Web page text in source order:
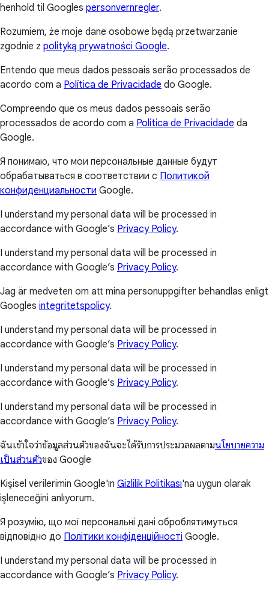
henhold til Googles personvernregler.
Rozumiem, że moje dane osobowe będą przetwarzanie
zgodnie z polityką prywatności Google.
Entendo que meus dados pessoais serão processados de
acordo com a Política de Privacidade do Google.
Compreendo que os meus dados pessoais serão
processados de acordo com a Política de Privacidade da
Google.
Я понимаю, что мои персональные данные будут
обрабатываться в соответствии с Политикой
конфиденциальности Google.
I understand my personal data will be processed in
accordance with Google’s Privacy Policy.
I understand my personal data will be processed in
accordance with Google’s Privacy Policy.
Jag är medveten om att mina personuppgifter behandlas enligt
Googles integritetspolicy.
I understand my personal data will be processed in
accordance with Google’s Privacy Policy.
I understand my personal data will be processed in
accordance with Google’s Privacy Policy.
I understand my personal data will be processed in
accordance with Google’s Privacy Policy.
ฉันเข้าใจว่าข้อมูลส่วนตัวของฉันจะได้รับการประมวลผลตามนโยบายความ
เป็นส่วนตัวของ Google
Kişisel verilerimin Google'ın Gizlilik Politikası'na uygun olarak
işleneceğini anlıyorum.
Я розумію, що мої персональні дані оброблятимуться
відповідно до Політики конфіденційності Google.
I understand my personal data will be processed in
accordance with Google’s Privacy Policy.